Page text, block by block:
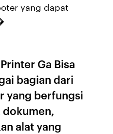
yang dapat
Ga Bisa
bagian dari
yang berfungsi
alat yang